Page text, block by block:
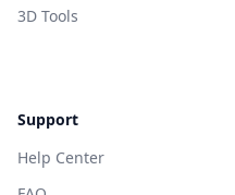
3D Tools
Support
Help Center